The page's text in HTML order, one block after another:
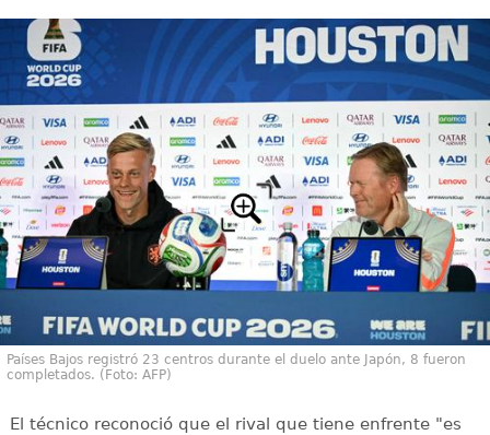
Países Bajos registró 23 centros durante el duelo ante Japón, 8 fueron
completados. (Foto: AFP)
El técnico reconoció que el rival que tiene enfrente "es